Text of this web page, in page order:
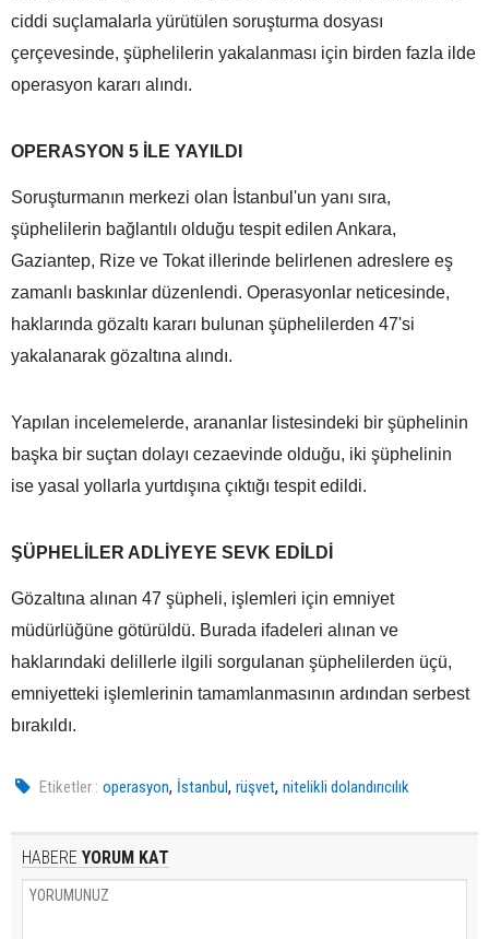
ciddi suçlamalarla yürütülen soruşturma dosyası
çerçevesinde, şüphelilerin yakalanması için birden fazla ilde
operasyon kararı alındı.
OPERASYON 5 İLE YAYILDI
Soruşturmanın merkezi olan İstanbul'un yanı sıra,
şüphelilerin bağlantılı olduğu tespit edilen Ankara,
Gaziantep, Rize ve Tokat illerinde belirlenen adreslere eş
zamanlı baskınlar düzenlendi. Operasyonlar neticesinde,
haklarında gözaltı kararı bulunan şüphelilerden 47'si
yakalanarak gözaltına alındı.
Yapılan incelemelerde, arananlar listesindeki bir şüphelinin
başka bir suçtan dolayı cezaevinde olduğu, iki şüphelinin
ise yasal yollarla yurtdışına çıktığı tespit edildi.
ŞÜPHELİLER ADLİYEYE SEVK EDİLDİ
Gözaltına alınan 47 şüpheli, işlemleri için emniyet
müdürlüğüne götürüldü. Burada ifadeleri alınan ve
haklarındaki delillerle ilgili sorgulanan şüphelilerden üçü,
emniyetteki işlemlerinin tamamlanmasının ardından serbest
bırakıldı.
Etiketler : operasyon, İstanbul,rüşvet,nitelikli dolandırıcılık
HABERE YORUM KAT